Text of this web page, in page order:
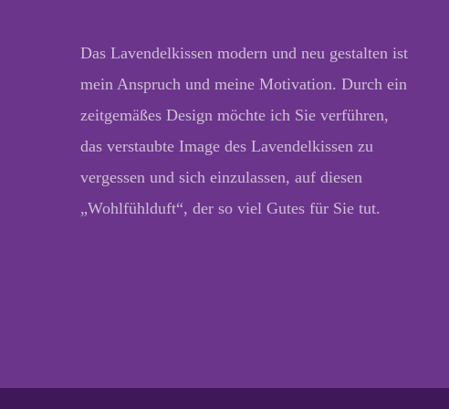
Das Lavendelkissen modern und neu gestalten ist
mein Anspruch und meine Motivation. Durch ein
zeitgemäßes Design möchte ich Sie verführen,
das verstaubte Image des Lavendelkissen zu
vergessen und sich einzulassen, auf diesen
„Wohlfühlduft“, der so viel Gutes für Sie tut.